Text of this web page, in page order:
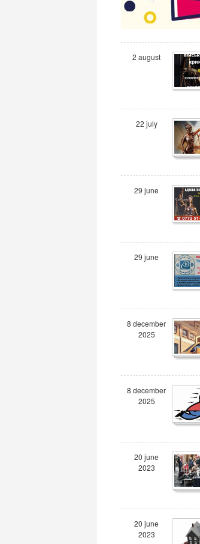
2 august
22 july
29 june
29 june
8 december
2025
8 december
2025
20 june
2023
20 june
2023